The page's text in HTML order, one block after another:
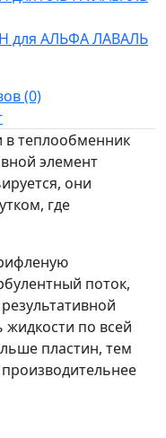
(0)
в теплообменник
элемент
они
где
поток,
жидкости по всей
пластин, тем